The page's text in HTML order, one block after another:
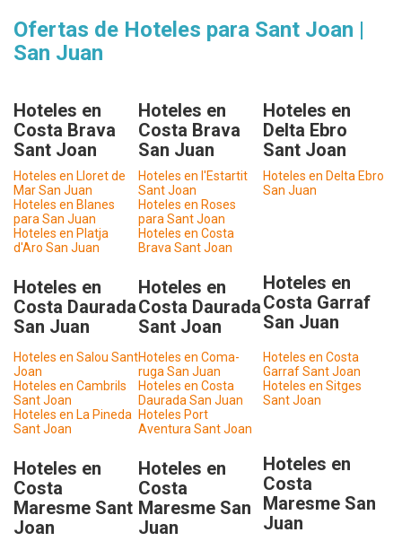
Ofertas de Hoteles para Sant Joan |
San Juan
Hoteles en
Costa Brava
Sant Joan
Hoteles en
Costa Brava
San Juan
Hoteles en
Delta Ebro
Sant Joan
Hoteles en Lloret de
Mar San Juan
Hoteles en l'Estartit
Sant Joan
Hoteles en Delta Ebro
San Juan
Hoteles en Blanes
para San Juan
Hoteles en Roses
para Sant Joan
Hoteles en Platja
d'Aro San Juan
Hoteles en Costa
Brava Sant Joan
Hoteles en
Costa Daurada
San Juan
Hoteles en
Costa Daurada
Sant Joan
Hoteles en
Costa Garraf
San Juan
Hoteles en Salou Sant
Joan
Hoteles en Coma-
ruga San Juan
Hoteles en Costa
Garraf Sant Joan
Hoteles en Cambrils
Sant Joan
Hoteles en Costa
Daurada San Juan
Hoteles en Sitges
Sant Joan
Hoteles en La Pineda
Sant Joan
Hoteles Port
Aventura Sant Joan
Hoteles en
Costa
Maresme Sant
Joan
Hoteles en
Costa
Maresme San
Juan
Hoteles en
Costa
Maresme San
Juan